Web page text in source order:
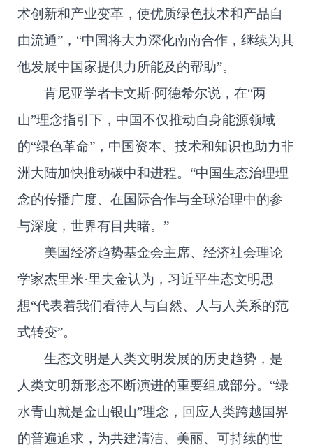
术创新和产业变革，使优质绿色技术和产品自
由流通”，“中国将大力深化南南合作，继续为其
他发展中国家提供力所能及的帮助”。
肯尼亚学者卡文斯·阿德希尔说，在“两
山”理念指引下，中国不仅推动自身能源领域
的“绿色革命”，中国资本、技术和知识也助力非
洲大陆加快推动碳中和进程。“中国生态治理理
念的传播广度、在国际合作与全球治理中的参
与深度，世界有目共睹。”
美国经济趋势基金会主席、经济社会理论
学家杰里米·里夫金认为，习近平生态文明思
想“代表着我们看待人与自然、人与人关系的范
式转变”。
生态文明是人类文明发展的历史趋势，是
人类文明新形态不断演进的重要组成部分。“绿
水青山就是金山银山”理念，回应人类跨越国界
的普遍追求，为共建清洁、美丽、可持续的世